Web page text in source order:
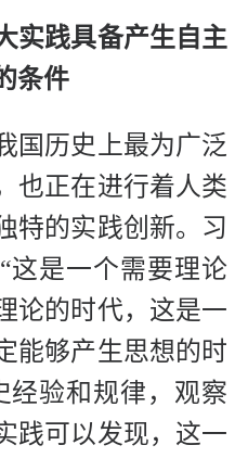
实践具备产生自主
条件
国历史上最为广泛
也正在进行着人类
特的实践创新。习
这是一个需要理论
论的时代，这是一
能够产生思想的时
经验和规律，观察
践可以发现，这一